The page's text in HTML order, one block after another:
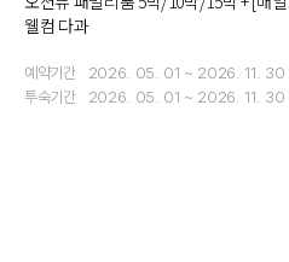
웰컴 다과
예약기간
2026. 05. 01 ~ 2026. 11. 30
투숙기간
2026. 05. 01 ~ 2026. 11. 30